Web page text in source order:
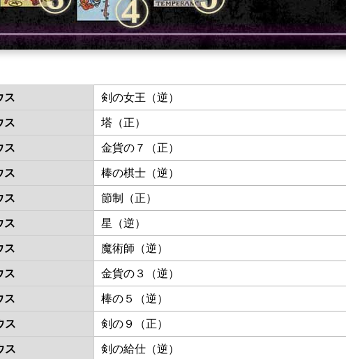
ス 剣の女王（逆）
ス 塔（正）
ス 金貨の７（正）
ス 棒の棋士（逆）
ス 節制（正）
ス 星（逆）
ス 魔術師（逆）
ス 金貨の３（逆）
ス 棒の５（逆）
ス 剣の９（正）
ス 剣の給仕（逆）